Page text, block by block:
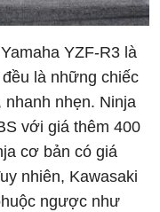
YZF-R3 là
là những chiếc
nhanh nhẹn. Ninja
với giá thêm 400
cơ bản có giá
nhiên, Kawasaki
ngược như